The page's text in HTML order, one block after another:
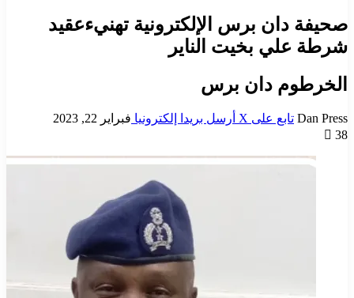
صحيفة دان برس الإلكترونية تهنيءعقيد
شرطة علي بخيت الناير
الخرطوم دان برس
Dan Press تابع على X أرسل بريدا إلكترونيا فبراير 22, 2023
38